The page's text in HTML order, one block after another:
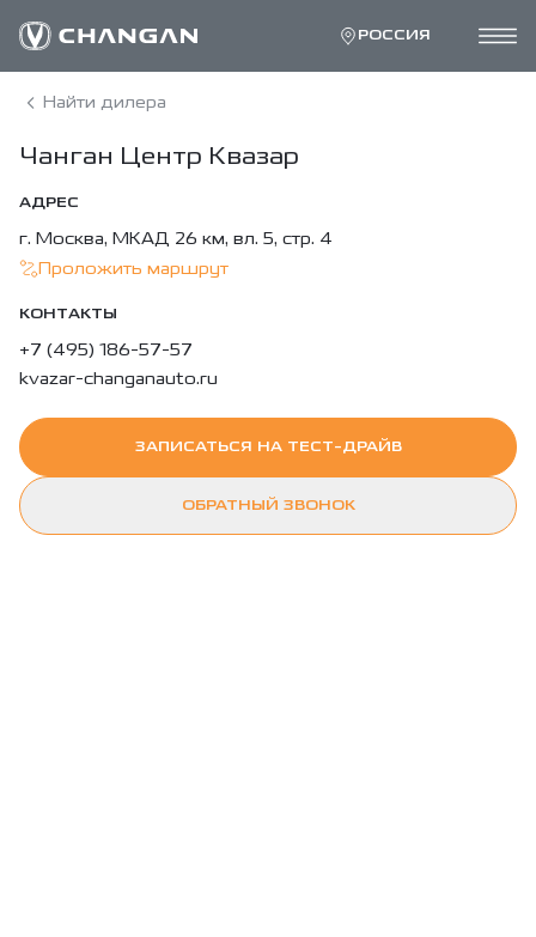
РОССИЯ
Найти дилера
Чанган Центр Квазар
АДРЕС
г. Москва, МКАД 26 км, вл. 5, стр. 4
Проложить маршрут
КОНТАКТЫ
+7 (495) 186-57-57
kvazar-changanauto.ru
ЗАПИСАТЬСЯ НА ТЕСТ-ДРАЙВ
ОБРАТНЫЙ ЗВОНОК